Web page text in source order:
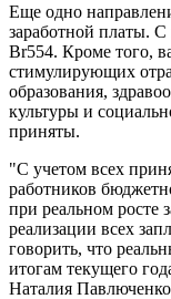
Еще одно
заработной платы. С
Br554. Кроме того,
стимулирующих
образования,
культуры и
приняты.
"С учетом всех
работников
при реальном росте
реализации всех
говорить, что
итогам текущего
Наталия